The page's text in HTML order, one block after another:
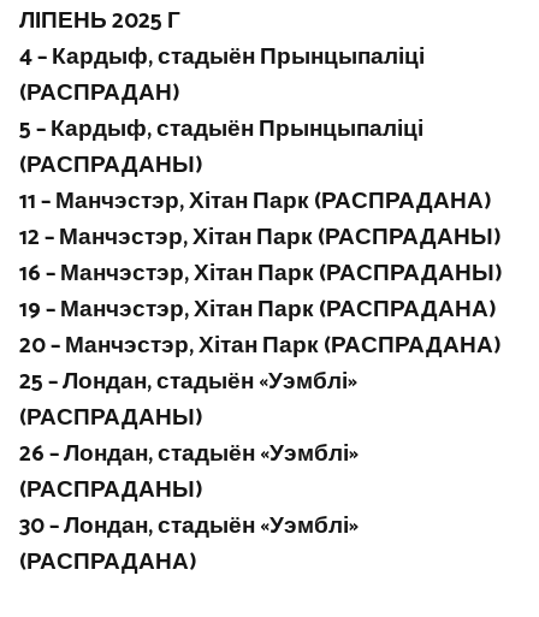
ЛІПЕНЬ 2025 Г
4 – Кардыф, стадыён Прынцыпаліці
(РАСПРАДАН)
5 – Кардыф, стадыён Прынцыпаліці
(РАСПРАДАНЫ)
11 – Манчэстэр, Хітан Парк (РАСПРАДАНА)
12 – Манчэстэр, Хітан Парк (РАСПРАДАНЫ)
16 – Манчэстэр, Хітан Парк (РАСПРАДАНЫ)
19 – Манчэстэр, Хітан Парк (РАСПРАДАНА)
20 – Манчэстэр, Хітан Парк (РАСПРАДАНА)
25 – Лондан, стадыён «Уэмблі»
(РАСПРАДАНЫ)
26 – Лондан, стадыён «Уэмблі»
(РАСПРАДАНЫ)
30 – Лондан, стадыён «Уэмблі»
(РАСПРАДАНА)